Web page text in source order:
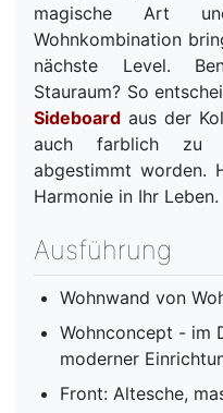
magische Art
Wohnkombination
nächste Level.
Stauraum? So
Sideboard aus der
auch farblich zu
abgestimmt worden.
Harmonie in Ihr Leben.
Ausführung
Wohnwand von
Wohnconcept - im
moderner
Front: Altesche,